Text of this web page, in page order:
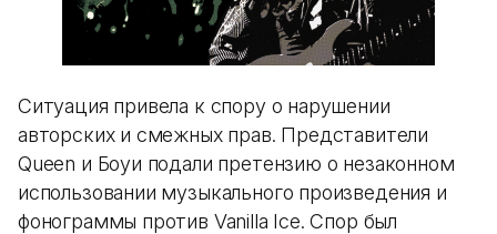
Ситуация привела к спору о нарушении
авторских и смежных прав. Представители
Queen и Боуи подали претензию о незаконном
использовании музыкального произведения и
фонограммы против Vanilla Ice. Спор был